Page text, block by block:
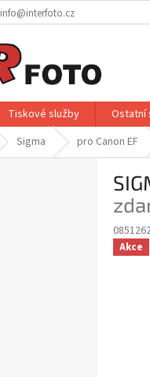
info@interfoto.cz
Tiskové služby
Ostatní
Sigma pro Canon EF
Akce